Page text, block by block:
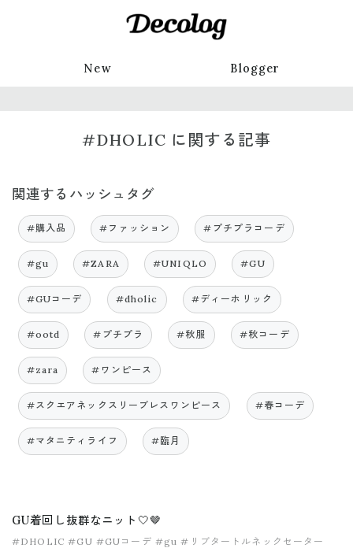
New Blogger
#DHOLIC に関する記事
関連するハッシュタグ
#購入品 #ファッション #プチプラコーデ
#gu #ZARA #UNIQLO #GU
#GUコーデ #dholic #ディーホリック
#ootd #プチプラ #秋服 #秋コーデ
#zara #ワンピース
#スクエアネックスリーブレスワンピース #春コーデ
#マタニティライフ #臨月
GU着回し抜群なニット🤍🤎
#DHOLIC #GU #GUコーデ #gu #リブタートルネックセーター